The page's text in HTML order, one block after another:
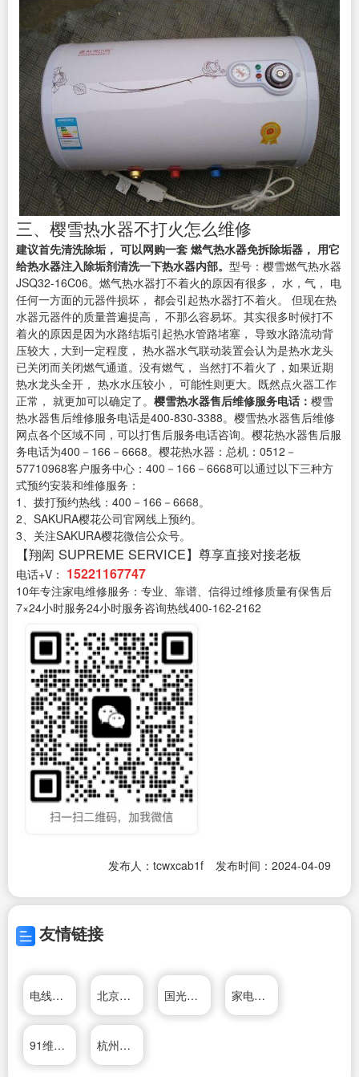
三、樱雪热水器不打火怎么维修
建议首先清洗除垢， 可以网购一套 燃气热水器免拆除垢器， 用它
给热水器注入除垢剂清洗一下热水器内部。 型号：樱雪燃气热水器
JSQ32-16C06。燃气热水器打不着火的原因有很多， 水，气， 电
任何一方面的元器件损坏， 都会引起热水器打不着火。 但现在热
水器元器件的质量普遍提高， 不那么容易坏。其实很多时候打不
着火的原因是因为水路结垢引起热水管路堵塞， 导致水路流动背
压较大，大到一定程度， 热水器水气联动装置会认为是热水龙头
已关闭而关闭燃气通道。没有燃气， 当然打不着火了，如果近期
热水龙头全开， 热水水压较小， 可能性则更大。既然点火器工作
正常， 就更加可以确定了。 樱雪热水器售后维修服务电话： 樱雪
热水器售后维修服务电话是400-830-3388。樱雪热水器售后维修
网点各个区域不同，可以打售后服务电话咨询。樱花热水器售后服
务电话为400－166－6668。樱花热水器：总机：0512－
57710968客户服务中心：400－166－6668可以通过以下三种方
式预约安装和维修服务：
1、拨打预约热线：400－166－6668。
2、SAKURA樱花公司官网线上预约。
3、关注SAKURA樱花微信公众号。
【翔闳 SUPREME SERVICE】尊享直接对接老板
电话+V： 15221167747
10年专注家电维修服务：专业、靠谱、信得过维修质量有保售后
7×24小时服务24小时服务咨询热线400-162-2162
发布人：tcwxcab1f 发布时间：2024-04-09
友情链接
电线电缆专业网 北京家电维修网 国光电器股份有限公司 家电维修资料网
91维修网 杭州松井电器有限公司